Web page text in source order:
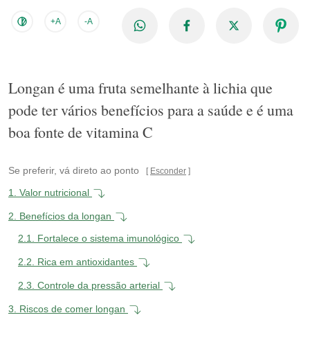
+A -A
Longan é uma fruta semelhante à lichia que
pode ter vários benefícios para a saúde e é uma
boa fonte de vitamina C
Se preferir, vá direto ao ponto Esconder
1. Valor nutricional
2.
Benefícios da longan
2.1.
Fortalece o sistema imunológico
2.2. Rica em antioxidantes
2.3. Controle da pressão arterial
3. Riscos de comer longan